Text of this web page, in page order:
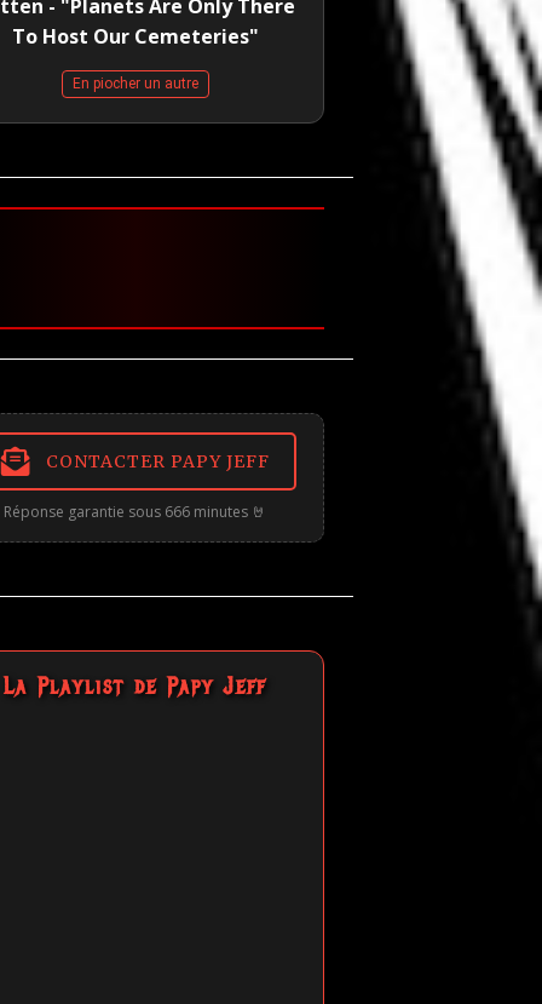
- "Planets Are Only There
To Host Our Cemeteries"
En piocher un autre
CONTACTER PAPY JEFF
Réponse garantie sous 666 minutes 🤘
La Playlist de Papy Jeff